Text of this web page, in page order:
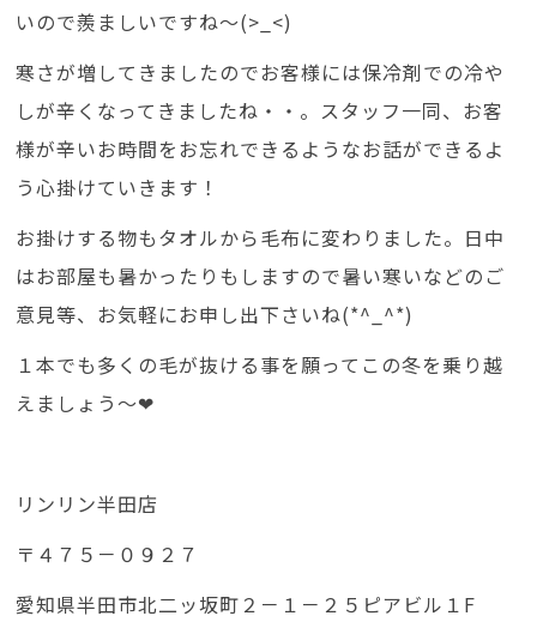
いので羨ましいですね～(>_<)
寒さが増してきましたのでお客様には保冷剤での冷や
しが辛くなってきましたね・・。スタッフ一同、お客
様が辛いお時間をお忘れできるようなお話ができるよ
う心掛けていきます！
お掛けする物もタオルから毛布に変わりました。日中
はお部屋も暑かったりもしますので暑い寒いなどのご
意見等、お気軽にお申し出下さいね(*^_^*)
１本でも多くの毛が抜ける事を願ってこの冬を乗り越
えましょう～❤
リンリン半田店
〒４７５－０９２７
愛知県半田市北二ッ坂町２－１－２５ピアビル１F